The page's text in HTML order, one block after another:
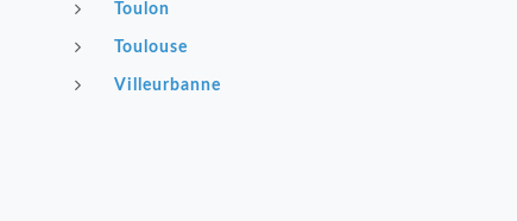
Toulon
Toulouse
Villeurbanne